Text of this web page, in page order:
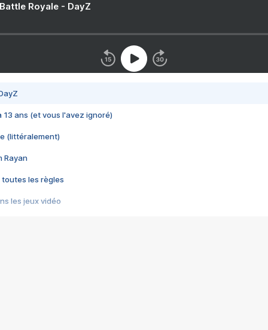
Royale - DayZ
13 ans (et vous l'avez ignoré)
(littéralement)
Rayan
toutes les règles
les jeux vidéo